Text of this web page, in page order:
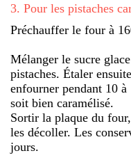
3. Pour les pistaches
Préchauffer le four à
Mélanger le sucre
pistaches. Étaler
enfourner pendant 10
soit bien caramélisé.
Sortir la plaque du
les décoller. Les
jours.